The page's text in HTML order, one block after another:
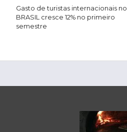
Gasto de turistas internacionais no
BRASIL cresce 12% no primeiro
semestre